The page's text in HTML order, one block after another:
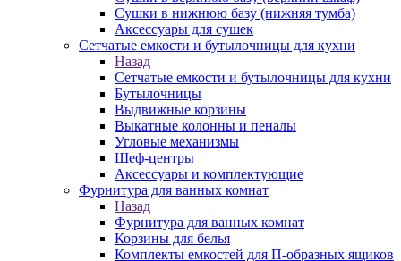
Сушки в нижнюю базу (нижняя тумба)
Аксессуары для сушек
Сетчатые емкости и бутылочницы для кухни
Назад
Сетчатые емкости и бутылочницы для кухни
Бутылочницы
Выдвижные корзины
Выкатные колонны и пеналы
Угловые механизмы
Шеф-центры
Аксессуары и комплектующие
Фурнитура для ванных комнат
Назад
Фурнитура для ванных комнат
Корзины для белья
Комплекты емкостей для П-образных ящиков